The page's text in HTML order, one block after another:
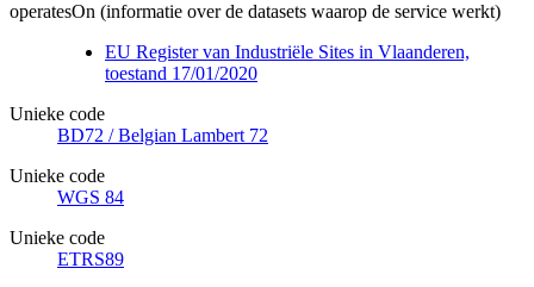
operatesOn (informatie over de datasets waarop de service werkt)
EU Register van Industriële Sites in Vlaanderen,
toestand 17/01/2020
Unieke code
BD72 / Belgian Lambert 72
Unieke code
WGS 84
Unieke code
ETRS89